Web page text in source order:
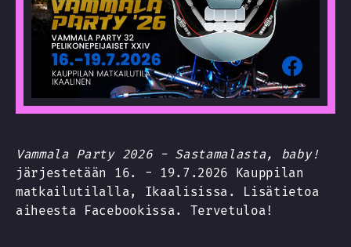
Vammala Party 2026 - Sastamalasta, baby!
järjestetään 16. - 19.7.2026 Kauppilan
matkailutilalla, Ikaalisissa. Lisätietoa
aiheesta Facebookissa. Tervetuloa!